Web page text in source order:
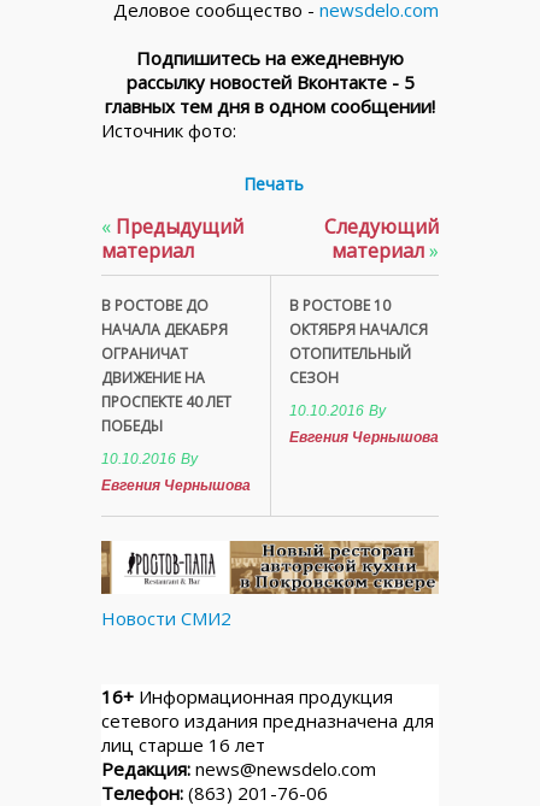
Деловое сообщество - newsdelo.com
Подпишитесь на ежедневную
рассылку новостей Вконтакте - 5
главных тем дня в одном сообщении!
Источник фото:
Печать
« Предыдущий
материал
В РОСТОВЕ ДО
НАЧАЛА ДЕКАБРЯ
ОГРАНИЧАТ
ДВИЖЕНИЕ НА
ПРОСПЕКТЕ 40 ЛЕТ
ПОБЕДЫ
10.10.2016 By
Евгения Чернышова
Следующий
материал»
В РОСТОВЕ 10
ОКТЯБРЯ НАЧАЛСЯ
ОТОПИТЕЛЬНЫЙ
СЕЗОН
10.10.2016 By
Евгения Чернышова
Новости СМИ2
16+ Информационная продукция
сетевого издания предназначена для
лиц старше 16 лет
Редакция: news@newsdelo.com
Телефон: (863) 201-76-06